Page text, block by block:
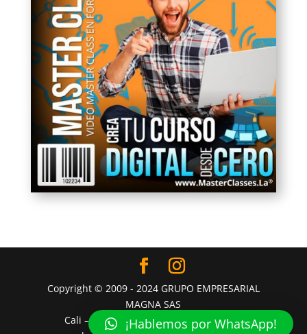
Copyright © 2009 - 2024 GRUPO EMPRESARIAL
MAGNA SAS
Cali – Colombia – Latinoamérica - Mail:
¡Hablemos por WhatsApp!